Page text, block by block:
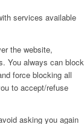
services available
the website,
You always can block
force blocking all
to accept/refuse
asking you again